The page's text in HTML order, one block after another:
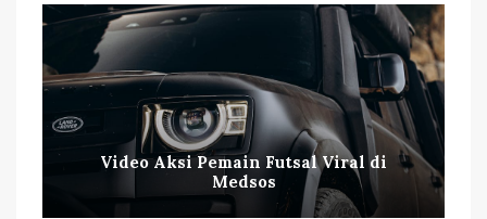
Video Aksi Pemain Futsal Viral di
Medsos